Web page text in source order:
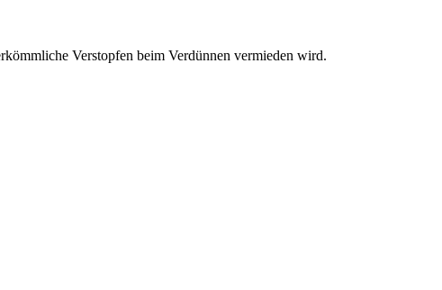
Verstopfen beim Verdünnen vermieden wird.